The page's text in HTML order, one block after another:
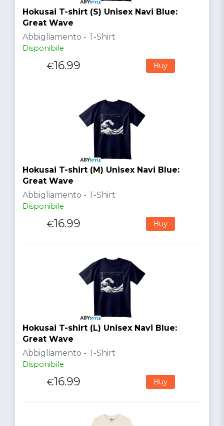
Hokusai T-shirt (S) Unisex Navi Blue:
Great Wave
Abbigliamento - T-Shirt
Disponibile
€16.99 Buy
Hokusai T-shirt (M) Unisex Navi Blue:
Great Wave
Abbigliamento - T-Shirt
Disponibile
€16.99 Buy
Hokusai T-shirt (L) Unisex Navi Blue:
Great Wave
Abbigliamento - T-Shirt
Disponibile
€16.99 Buy